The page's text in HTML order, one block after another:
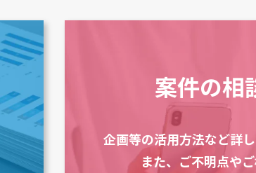
案件の相
企画等の活用方法など詳
また、ご不明点や